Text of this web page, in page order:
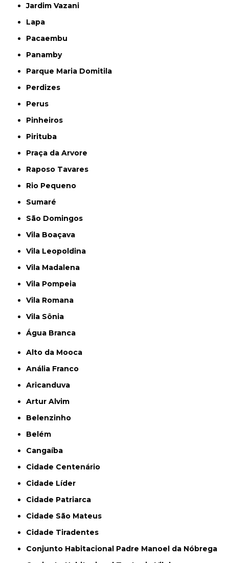
Jardim Vazani
Lapa
Pacaembu
Panamby
Parque Maria Domitila
Perdizes
Perus
Pinheiros
Pirituba
Praça da Arvore
Raposo Tavares
Rio Pequeno
Sumaré
São Domingos
Vila Boaçava
Vila Leopoldina
Vila Madalena
Vila Pompeia
Vila Romana
Vila Sônia
Água Branca
Alto da Mooca
Anália Franco
Aricanduva
Artur Alvim
Belenzinho
Belém
Cangaíba
Cidade Centenário
Cidade Líder
Cidade Patriarca
Cidade São Mateus
Cidade Tiradentes
Conjunto Habitacional Padre Manoel da Nóbrega